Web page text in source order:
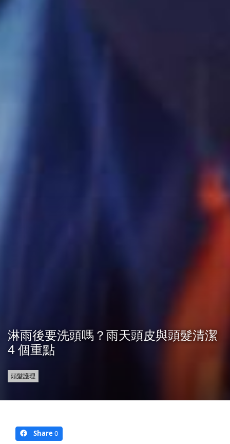
淋雨後要洗頭嗎？雨天頭皮與頭髮清潔
4 個重點
頭髮護理
Share 0